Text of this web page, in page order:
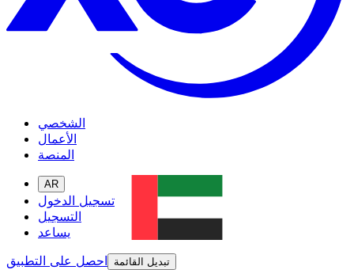
الشخصي
الأعمال
المنصة
AR
تسجيل الدخول
التسجيل
يساعد
احصل على التطبيق
تبديل القائمة